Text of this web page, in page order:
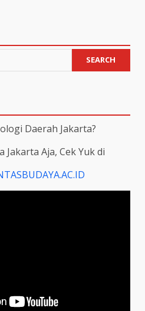
SEARCH
Daerah Jakarta?
Jakarta Aja, Cek Yuk di